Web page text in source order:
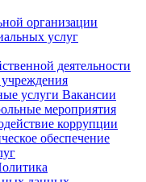
организации
услуг
деятельности
учреждения
услуги Вакансии
мероприятия
коррупции
обеспечение